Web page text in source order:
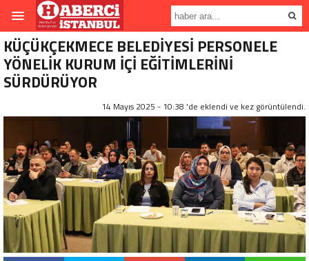
KÜÇÜKÇEKMECE BELEDİYESİ PERSONELE
YÖNELİK KURUM İÇİ EĞİTİMLERİNİ
SÜRDÜRÜYOR
14 Mayıs 2025 - 10:38 'de eklendi ve kez görüntülendi.